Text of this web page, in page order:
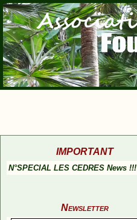
IMPORTANT
N°SPECIAL LES CEDRES News !!!
Newsletter